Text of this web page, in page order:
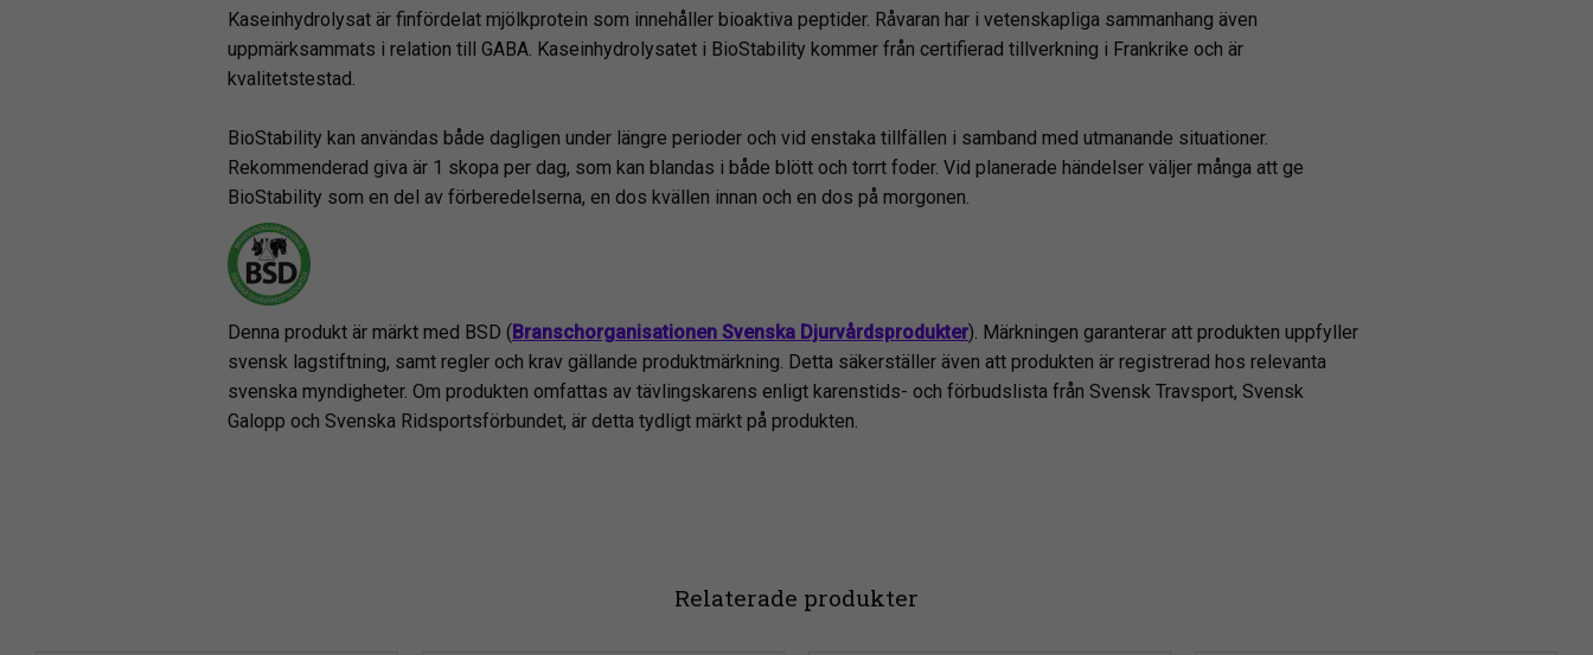
Kaseinhydrolysat är finfördelat mjölkprotein som innehåller bioaktiva peptider. Råvaran har i vetenskapliga sammanhang även
uppmärksammats i relation till GABA. Kaseinhydrolysatet i BioStability kommer från certifierad tillverkning i Frankrike och är
kvalitetstestad.
BioStability kan användas både dagligen under längre perioder och vid enstaka tillfällen i samband med utmanande situationer.
Rekommenderad giva är 1 skopa per dag, som kan blandas i både blött och torrt foder. Vid planerade händelser väljer många att ge
BioStability som en del av förberedelserna, en dos kvällen innan och en dos på morgonen.
Denna produkt är märkt med BSD (Branschorganisationen Svenska Djurvårdsprodukter). Märkningen garanterar att produkten uppfyller
svensk lagstiftning, samt regler och krav gällande produktmärkning. Detta säkerställer även att produkten är registrerad hos relevanta
svenska myndigheter. Om produkten omfattas av tävlingskarens enligt karenstids- och förbudslista från Svensk Travsport, Svensk
Galopp och Svenska Ridsportsförbundet, är detta tydligt märkt på produkten.
Relaterade produkter